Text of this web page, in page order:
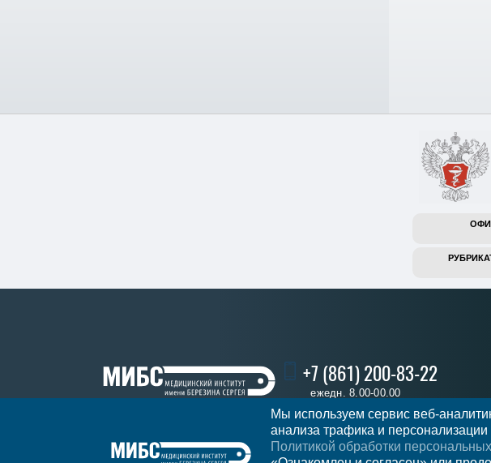
+7 (861) 200-83-22
ежедн. 8.00-00.00
Мы используем сервис веб-
анализа трафика и
Политикой обработки